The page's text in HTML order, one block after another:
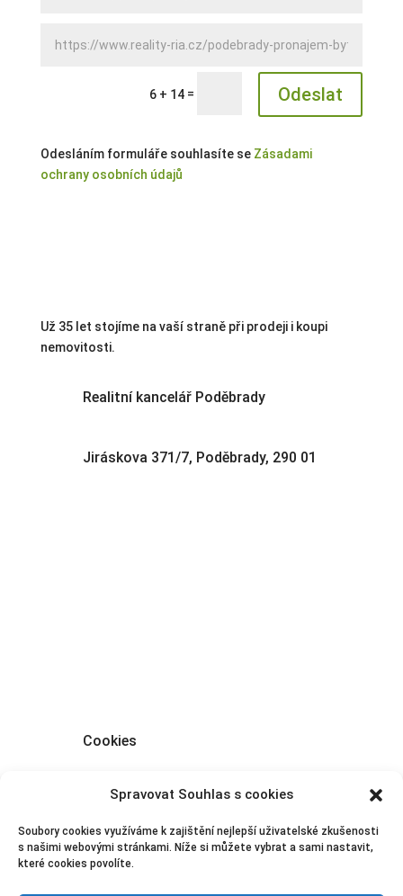
Spravovat Souhlas s cookies
Soubory cookies využíváme k zajištění nejlepší uživatelské zkušenosti
s našimi webovými stránkami. Níže si můžete vybrat a sami nastavit,
které cookies povolíte.
6 + 14 = Odeslat
Odesláním formuláře souhlasíte se Zásadami
ochrany osobních údajů
Už 35 let stojíme na vaší straně při prodeji i koupi
nemovitosti.
Realitní kancelář Poděbrady
Jiráskova 371/7, Poděbrady, 290 01
Cookies
Zásady ochrany osobních údajů